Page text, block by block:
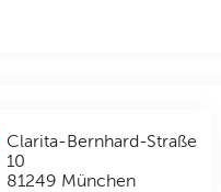
Clarita-Bernhard-Straße
10
81249 München